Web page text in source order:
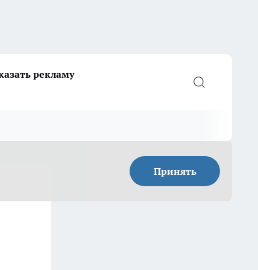
рекламу
Принять